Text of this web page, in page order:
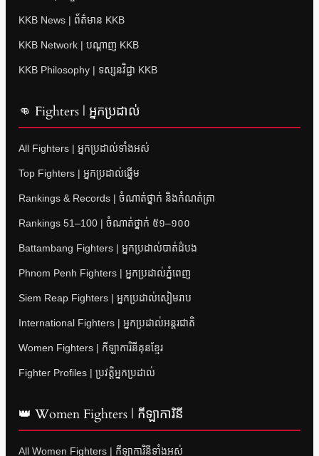
KKB News | ព័ត៌មាន KKB
KKB Network | បណ្តាញ KKB
KKB Philosophy | ទស្សនវិជ្ជា KKB
👊 Fighters | អ្នកប្រដាល់
All Fighters | អ្នកប្រដាល់ទាំងអស់
Top Fighters | អ្នកប្រដាល់ឆ្នើម
Rankings & Records | ចំណាត់ថ្នាក់ និងកំណត់ត្រា
Rankings 51–100 | ចំណាត់ថ្នាក់ ៥១–១០០
Battambang Fighters | អ្នកប្រដាល់បាត់ដំបង
Phnom Penh Fighters | អ្នកប្រដាល់ភ្នំពេញ
Siem Reap Fighters | អ្នកប្រដាល់សៀមរាប
International Fighters | អ្នកប្រដាល់អន្តរជាតិ
Women Fighters | កីឡាការិនីគុនខ្មែរ
Fighter Profiles | ប្រវត្តិអ្នកប្រដាល់
👑 Women Fighters | កីឡាការិនី
All Women Fighters | កីឡាការិនីទាំងអស់